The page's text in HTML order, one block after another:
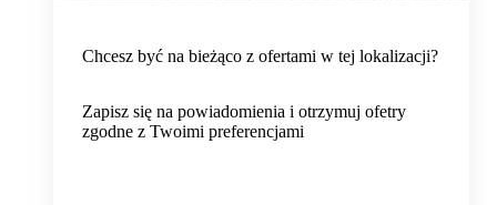
Chcesz być na bieżąco z ofertami w tej lokalizacji?
Zapisz się na powiadomienia i otrzymuj ofetry
zgodne z Twoimi preferencjami